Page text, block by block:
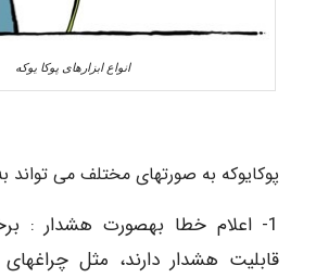
انواع ابزارهای پوکا یوکه
پوکایوکه به­ صورت­های مختلف می ­تواند
1- اعلام خطا به­صورت هشدار :
قابلیت هشدار دارند، مثل